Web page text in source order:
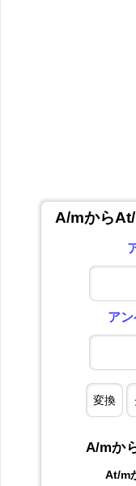
A/mから
ア
A/mか
At/m